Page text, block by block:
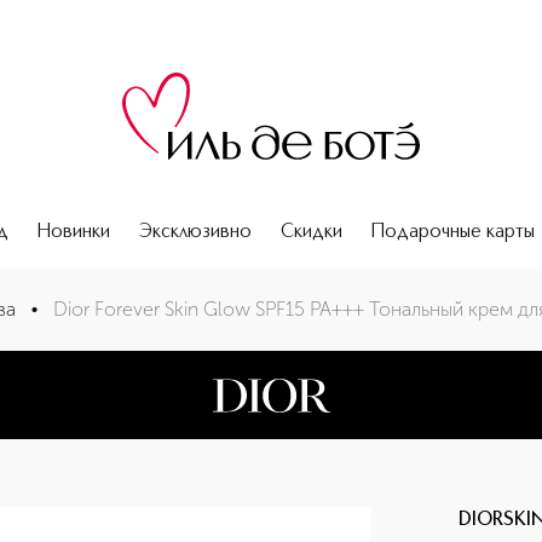
Новинки Эксклюзивно Скидки Подарочные карты
лица с сияющим финишем
• Dior Forever Skin Glow SPF15 PA+++ Тональный крем